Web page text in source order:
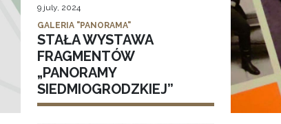
9 july, 2024
GALERIA "PANORAMA"
STAŁA WYSTAWA
FRAGMENTÓW
„PANORAMY
SIEDMIOGRODZKIEJ”